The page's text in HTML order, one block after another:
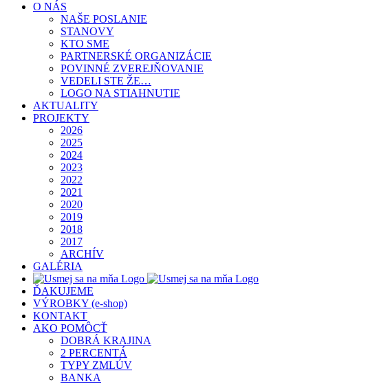
O NÁS
NAŠE POSLANIE
STANOVY
KTO SME
PARTNERSKÉ ORGANIZÁCIE
POVINNÉ ZVEREJŇOVANIE
VEDELI STE ŽE…
LOGO NA STIAHNUTIE
AKTUALITY
PROJEKTY
2026
2025
2024
2023
2022
2021
2020
2019
2018
2017
ARCHÍV
GALÉRIA
ĎAKUJEME
VÝROBKY (e-shop)
KONTAKT
AKO POMÔCŤ
DOBRÁ KRAJINA
2 PERCENTÁ
TYPY ZMLÚV
BANKA